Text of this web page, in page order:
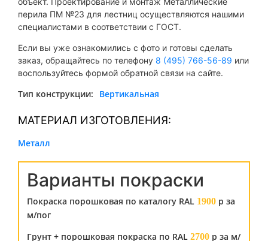
перила ПМ №23 для лестниц осуществляются нашими
специалистами в соответствии с ГОСТ.
Если вы уже ознакомились с фото и готовы сделать
заказ, обращайтесь по телефону 8 (495) 766-56-89 или
воспользуйтесь формой обратной связи на сайте.
Тип конструкции: Вертикальная
МАТЕРИАЛ ИЗГОТОВЛЕНИЯ:
Металл
Варианты покраски
Покраска порошковая по каталогу RAL 1900 р за
м/пог
Грунт + порошковая покраска по RAL 2700 р за м/